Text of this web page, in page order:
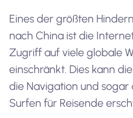
Eines der größten
nach China ist die
Zugriff auf viele globale
einschränkt. Dies kann
die Navigation und sogar
Surfen für Reisende